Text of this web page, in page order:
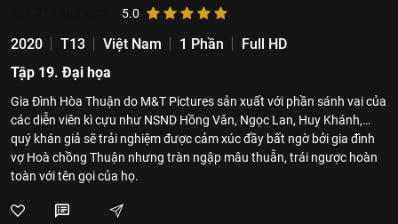
5.0
2020 T13 Việt Nam 1 Phần
Full HD
Tập 19. Đại họa
Gia Đình Hòa Thuận do M&T Pictures sản xuất với phần sánh vai của
các diễn viên kì cựu như NSND Hồng Vân, Ngọc Lan, Huy Khánh,…
quý khán giả sẽ trải nghiệm được cảm xúc đầy bất ngờ bởi gia đình
vợ Hoà chồng Thuận nhưng tràn ngập mâu thuẫn, trái ngược hoàn
toàn với tên gọi của họ.